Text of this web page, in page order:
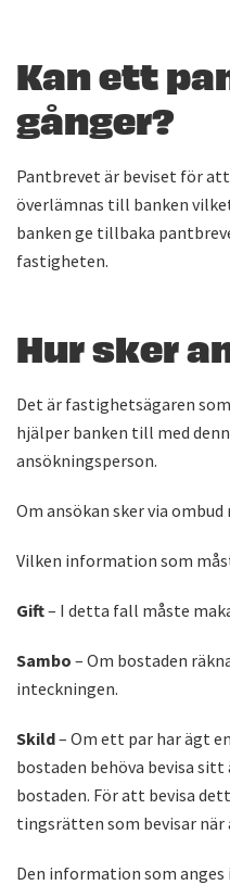
Kan ett
gånger?
Pantbrevet är beviset för
överlämnas till banken
banken ge tillbaka
fastigheten.
Hur sker
Det är fastighetsägaren
hjälper banken till med
ansökningsperson.
Om ansökan sker via
Vilken information som
Gift– I detta fall måste
Sambo – Om bostaden
inteckningen.
Skild– Om ett par har ägt
bostaden behöva bevisa
bostaden. För att bevisa
tingsrätten som bevisar
Den information som